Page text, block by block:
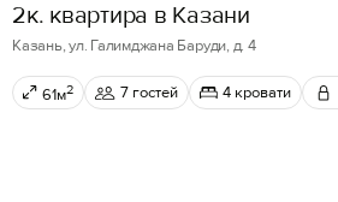
2к. квартира в Казани
Казань, ул. Галимджана Баруди, д. 4
61м2 7 гостей 4 кровати